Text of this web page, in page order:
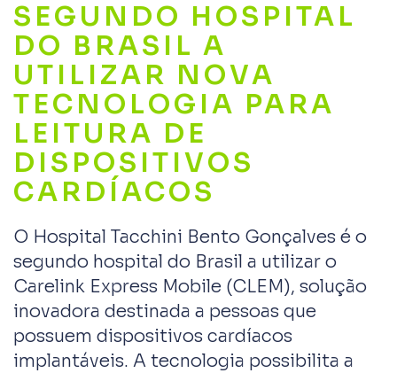
SEGUNDO HOSPITAL
DO BRASIL A
UTILIZAR NOVA
TECNOLOGIA PARA
LEITURA DE
DISPOSITIVOS
CARDÍACOS
O Hospital Tacchini Bento Gonçalves é o
segundo hospital do Brasil a utilizar o
Carelink Express Mobile (CLEM), solução
inovadora destinada a pessoas que
possuem dispositivos cardíacos
implantáveis. A tecnologia possibilita a